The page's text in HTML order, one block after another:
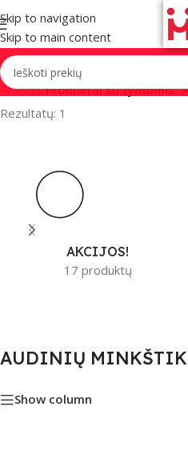
Skip to navigation
Skip to main content
Pradžia/Produktai su žymomis
Rezultatų: 1
AKCIJOS!
17 produktų
AUDINIŲ
Show column